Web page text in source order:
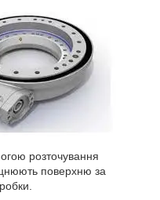
розточування
поверхню за